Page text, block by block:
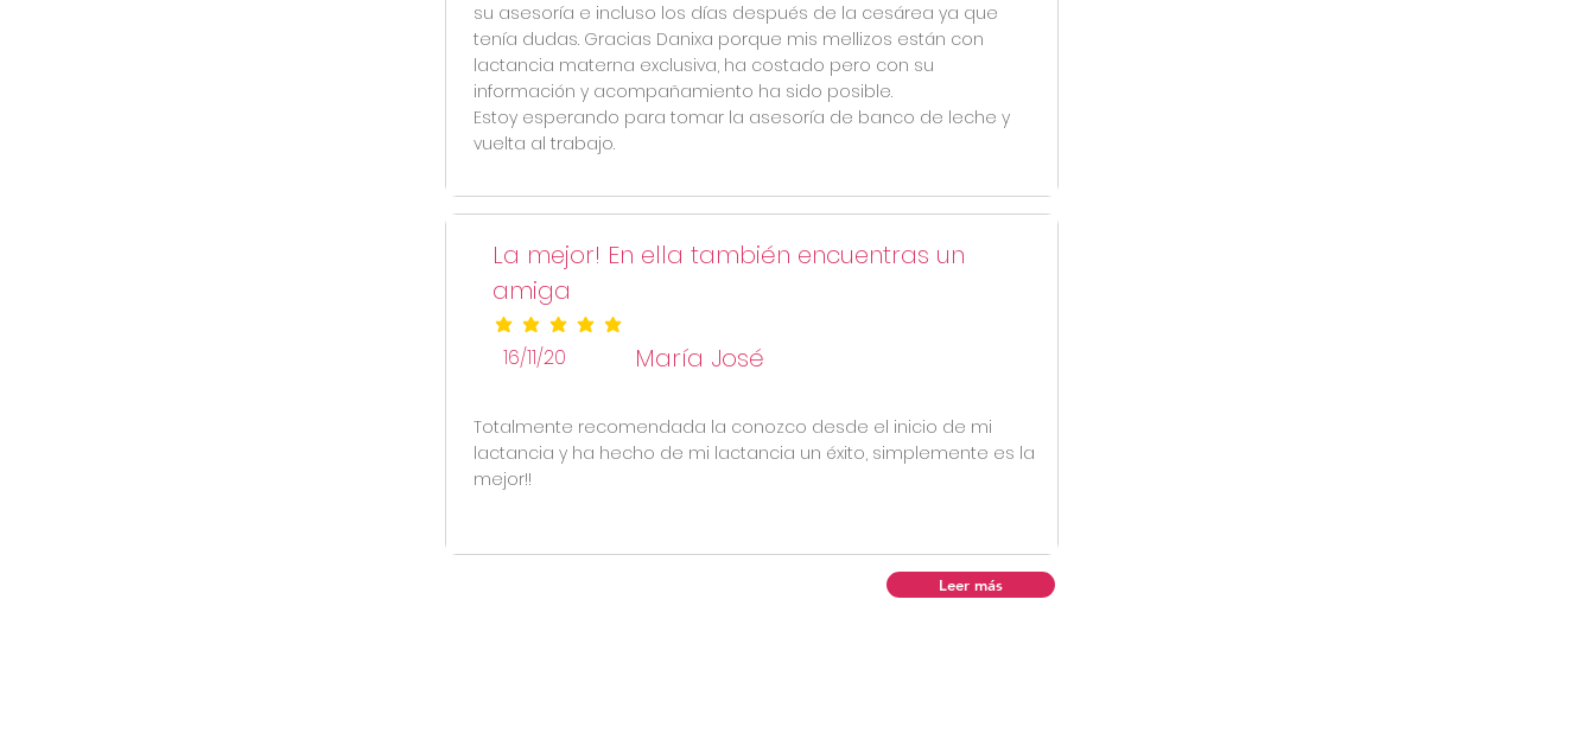
su asesoría e incluso los días después de la cesárea ya que
tenía dudas. Gracias Danixa porque mis mellizos están con
lactancia materna exclusiva, ha costado pero con su
información y acompañamiento ha sido posible.
Estoy esperando para tomar la asesoría de banco de leche y
vuelta al trabajo.
La mejor! En ella también encuentras un
amiga
la calificación promedio es 5 de 5
16/11/20 María José
Totalmente recomendada la conozco desde el inicio de mi
lactancia y ha hecho de mi lactancia un éxito, simplemente es la
mejor!!
Leer más